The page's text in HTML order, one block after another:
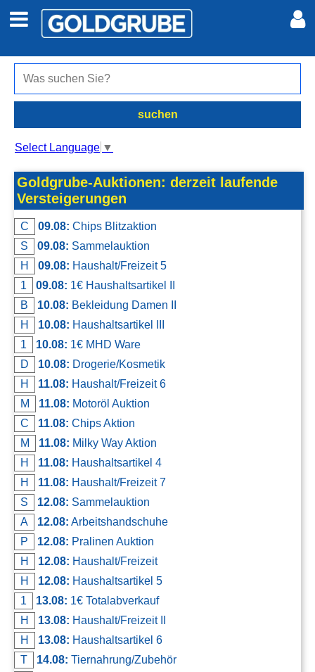
Auto + Motor
Jobs
Marktplatz
Auktionen
jetzt inserieren
Kontakt
AGB, Nutzungsbedingungen
Impressum
Meine Inserate
Anmelden
suchen
Select Language ▼
Goldgrube-Auktionen: derzeit laufende
Versteigerungen
C 09.08: Chips Blitzaktion
S
09.08: Sammelauktion
H
09.08: Haushalt/Freizeit 5
1
09.08: 1€ Haushaltsartikel II
B
10.08: Bekleidung Damen II
H
10.08: Haushaltsartikel III
1
10.08: 1€ MHD Ware
D
10.08: Drogerie/Kosmetik
H
11.08: Haushalt/Freizeit 6
M
11.08: Motoröl Auktion
C
11.08: Chips Aktion
M
11.08: Milky Way Aktion
H
11.08: Haushaltsartikel 4
H
11.08: Haushalt/Freizeit 7
S
12.08: Sammelauktion
A
12.08: Arbeitshandschuhe
P
12.08: Pralinen Auktion
H
12.08: Haushalt/Freizeit
H
12.08: Haushaltsartikel 5
1
13.08: 1€ Totalabverkauf
H
13.08: Haushalt/Freizeit II
H
13.08: Haushaltsartikel 6
T
14.08: Tiernahrung/Zubehör